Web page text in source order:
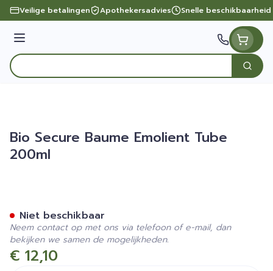
Ga naar de inhoud
Veilige betalingen Apothekersadvies Snelle beschikbaarheid
Menu
Product, merk, categorie...
Zoek
Bio Secure Baume Emolient Tube
200ml
€ 12,10
Niet beschikbaar
Neem contact op met ons via telefoon of e-mail, dan
bekijken we samen de mogelijkheden.